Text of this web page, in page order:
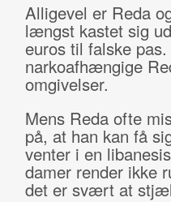
Alligevel er Reda
længst kastet sig
euros til falske
narkoafhængige
omgivelser.
Mens Reda ofte
på, at han kan få
venter i en
damer render ikke
det er svært at